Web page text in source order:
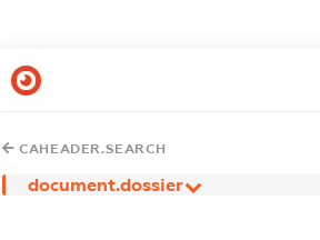
CAHEADER.SEARCH
document.dossier